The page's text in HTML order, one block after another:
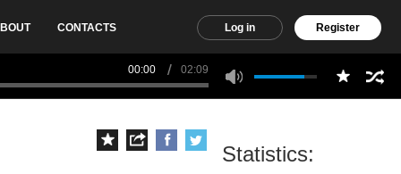
CONTACTS Log in Register
00:00 02:09
Statistics: